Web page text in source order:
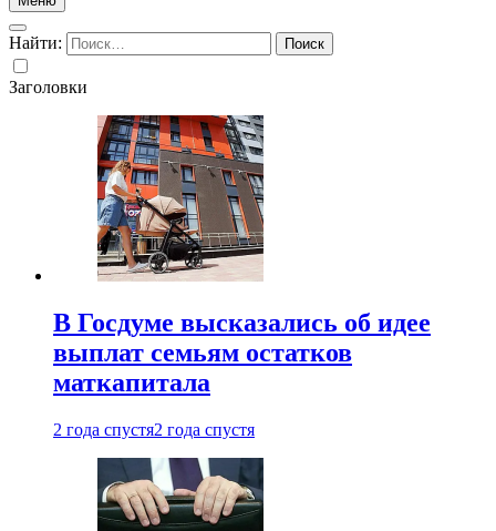
Найти:
Заголовки
В Госдуме высказались об идее
выплат семьям остатков
маткапитала
2 года спустя2 года спустя